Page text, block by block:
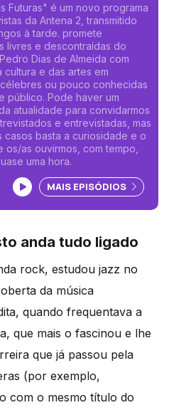
Futuras" é um novo programa
da Antena 2, transmitido
à tarde. promete
livres e descontraídas do
Dias de Almeida com
cultura e das artes em
ou pouco conhecidas
público. Pode haver um
atualidade para convidarmos
e entrevistadas, mas
casos basta a curiosidade e o
os/as ouvirmos, com tempo,
uma hora.
Ouvir podcast
MAIS EPISÓDIOS
anda tudo ligado
rock, estudou jazz no
da música
quando frequentava a
que mais o fascinou e lhe
que já passou pela
(por exemplo,
com o mesmo título do